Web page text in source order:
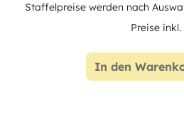
Staffelpreise werden nach
Preise
In den